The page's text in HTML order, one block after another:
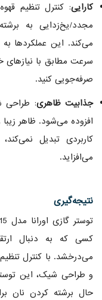
کارایی: کنترل تنظیم
مجدد/یخ‌زدایی به
می‌کند. این عملکردها
سرعت مطابق با
صرفه‌جویی کنید.
جذابیت ظاهری
افزوده می‌شود. ظاهر
کاربردی تبدیل
می‌افزاید.
نتیجه‌گیری
کسی که به دنبال
می‌درخشد. با کنترل
و طراحی شیک، این
حال برشته کردن نان